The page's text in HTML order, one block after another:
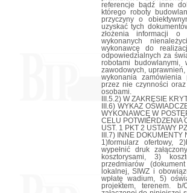
referencje bądź inne
którego roboty
przyczyny o
uzyskać tych
złożenia informacji o
wykonanych
wykonawcę do
odpowiedzialnych za
robotami
zawodowych,
wykonania zamówienia
przez nie czynności
osobami.
III.5.2) W ZAKRESIE
III.6) WYKAZ
WYKONAWCĘ W
CELU POTWIERDZENIA
UST. 1 PKT 2 USTAWY
III.7) INNE DOKUMENTY
1)formularz ofertowy,
wypełnić druk
kosztorysami, 3)
przedmiarów
lokalnej, SIWZ i
wpłatę wadium, 5)
projektem, terenem.